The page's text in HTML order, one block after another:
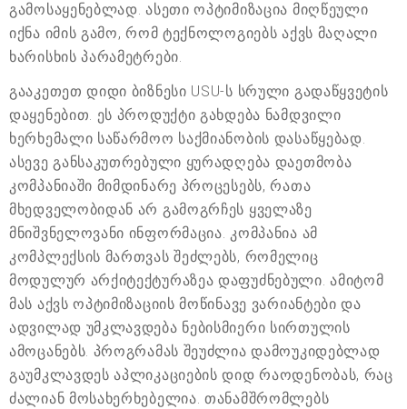
გამოსაყენებლად. ასეთი ოპტიმიზაცია მიღწეული
იქნა იმის გამო, რომ ტექნოლოგიებს აქვს მაღალი
ხარისხის პარამეტრები.
გააკეთეთ დიდი ბიზნესი USU-ს სრული გადაწყვეტის
დაყენებით. ეს პროდუქტი გახდება ნამდვილი
ხერხემალი საწარმოო საქმიანობის დასაწყებად.
ასევე განსაკუთრებული ყურადღება დაეთმობა
კომპანიაში მიმდინარე პროცესებს, რათა
მხედველობიდან არ გამოგრჩეს ყველაზე
მნიშვნელოვანი ინფორმაცია. კომპანია ამ
კომპლექსის მართვას შეძლებს, რომელიც
მოდულურ არქიტექტურაზეა დაფუძნებული. ამიტომ
მას აქვს ოპტიმიზაციის მოწინავე ვარიანტები და
ადვილად უმკლავდება ნებისმიერი სირთულის
ამოცანებს. პროგრამას შეუძლია დამოუკიდებლად
გაუმკლავდეს აპლიკაციების დიდ რაოდენობას, რაც
ძალიან მოსახერხებელია. თანამშრომლებს